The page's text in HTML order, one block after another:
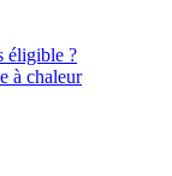
éligible ?
à chaleur